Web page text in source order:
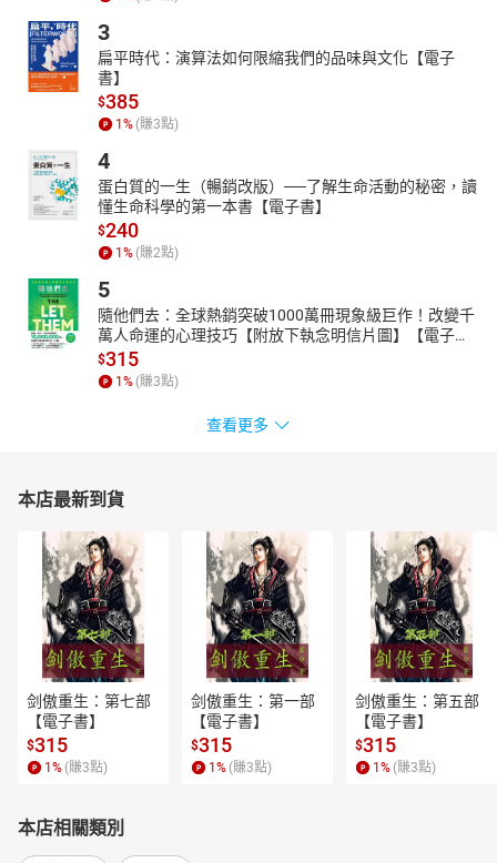
3
扁平時代：演算法如何限縮我們的品味與文化【電子
書】
$385
1% (賺3點)
4
蛋白質的一生（暢銷改版）──了解生命活動的秘密，讀
懂生命科學的第一本書【電子書】
$240
1% (賺2點)
5
隨他們去：全球熱銷突破1000萬冊現象級巨作！改變千
萬人命運的心理技巧【附放下執念明信片圖】【電子
書】
$315
1% (賺3點)
查看更多
本店最新到貨
剑傲重生：第七部
【電子書】
$315
1 % (賺3點)
剑傲重生：第一部
【電子書】
$315
1 % (賺3點)
剑傲重生：第五部
【電子書】
$315
1 % (賺3點)
本店相關類別